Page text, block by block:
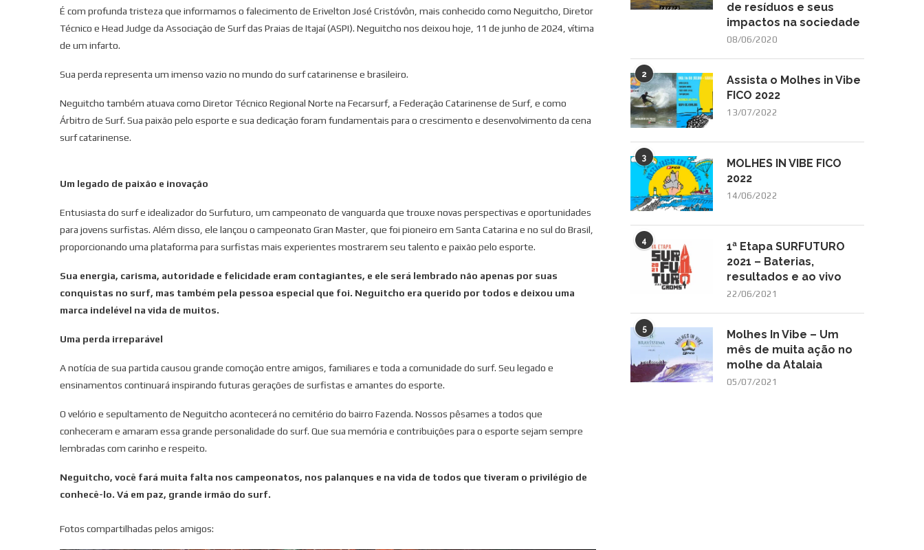
É com profunda tristeza que informamos o falecimento de Erivelton José Cristóvôn, mais conhecido como Neguitcho, Diretor
Técnico e Head Judge da Associação de Surf das Praias de Itajaí (ASPI). Neguitcho nos deixou hoje, 11 de junho de 2024, vítima
de um infarto.
Sua perda representa um imenso vazio no mundo do surf catarinense e brasileiro.
Neguitcho também atuava como Diretor Técnico Regional Norte na Fecarsurf, a Federação Catarinense de Surf, e como
Árbitro de Surf. Sua paixão pelo esporte e sua dedicação foram fundamentais para o crescimento e desenvolvimento da cena
surf catarinense.
Um legado de paixão e inovação
Entusiasta do surf e idealizador do Surfuturo, um campeonato de vanguarda que trouxe novas perspectivas e oportunidades
para jovens surfistas. Além disso, ele lançou o campeonato Gran Master, que foi pioneiro em Santa Catarina e no sul do Brasil,
proporcionando uma plataforma para surfistas mais experientes mostrarem seu talento e paixão pelo esporte.
Sua energia, carisma, autoridade e felicidade eram contagiantes, e ele será lembrado não apenas por suas
conquistas no surf, mas também pela pessoa especial que foi. Neguitcho era querido por todos e deixou uma
marca indelével na vida de muitos.
Uma perda irreparável
A notícia de sua partida causou grande comoção entre amigos, familiares e toda a comunidade do surf. Seu legado e
ensinamentos continuará inspirando futuras gerações de surfistas e amantes do esporte.
O velório e sepultamento de Neguitcho acontecerá no cemitério do bairro Fazenda. Nossos pêsames a todos que
conheceram e amaram essa grande personalidade do surf. Que sua memória e contribuições para o esporte sejam sempre
lembradas com carinho e respeito.
Neguitcho, você fará muita falta nos campeonatos, nos palanques e na vida de todos que tiveram o privilégio de
conhecê-lo. Vá em paz, grande irmão do surf.
Fotos compartilhadas pelos amigos:
de resíduos e seus
impactos na sociedade
08/06/2020
2
Assista o Molhes in Vibe
FICO 2022
13/07/2022
3
MOLHES IN VIBE FICO
2022
14/06/2022
4
1ª Etapa SURFUTURO
2021 – Baterias,
resultados e ao vivo
22/06/2021
5
Molhes In Vibe – Um
mês de muita ação no
molhe da Atalaia
05/07/2021